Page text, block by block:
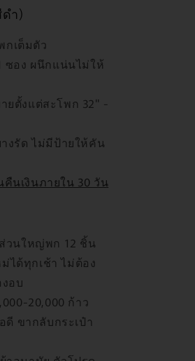
ำ)
เต็มตัว
ซอง ผนึกแน่นไม่ให้
ยตั้งแต่สะโพก 32" -
งรัด ไม่มีป้ายให้คัน
นเงินภายใน 30 วัน
ส่วนใหญ่พก 12 ชิ้น
ด้ทุกเช้า ไม่ต้อง
อบ
20,000 ก้าว
ขากลับกระเป๋า